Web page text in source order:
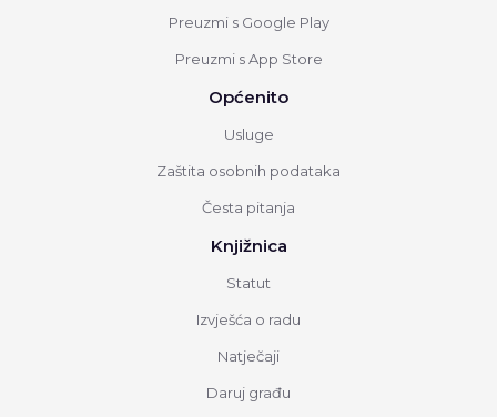
Preuzmi s Google Play
Preuzmi s App Store
Općenito
Usluge
Zaštita osobnih podataka
Česta pitanja
Knjižnica
Statut
Izvješća o radu
Natječaji
Daruj građu